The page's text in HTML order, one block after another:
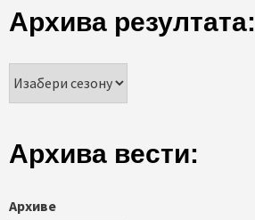
Архива резултата:
Архива вести:
Архиве